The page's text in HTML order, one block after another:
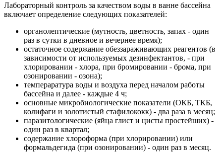
Лабораторный контроль за качеством воды в ванне бассейна
включает определение следующих показателей:
органолептические (мутность, цветность, запах - один
раз в сутки в дневное и вечернее время);
остаточное содержание обеззараживающих реагентов (в
зависимости от используемых дезинфектантов, - при
хлорировании - хлора, при бромировании - брома, при
озонировании - озона);
темпераратура воды и воздуха перед началом работы
бассейна и далее - каждые 4 ч;
основные микробиологические показатели (ОКБ, ТКБ,
колифаги и золотистый стафилококк) - два раза в месяц;
паразитологические (яйца глист и цисты простейших) -
один раз в квартал;
содержание хлороформа (при хлорировании) или
формальдегида (при озонировании) - один раз в месяц.